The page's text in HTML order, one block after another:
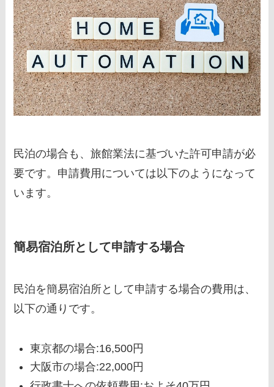
民泊の場合も、旅館業法に基づいた許可申請が必
要です。申請費用については以下のようになって
います。
簡易宿泊所として申請する場合
民泊を簡易宿泊所として申請する場合の費用は、
以下の通りです。
東京都の場合:16,500円
大阪市の場合:22,000円